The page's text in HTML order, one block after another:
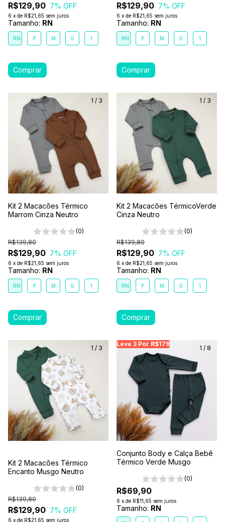
R$129,90 7% OFF
6 x de R$21,65 sem juros
Tamanho: RN
RN P M G 1
R$129,90 7% OFF
6 x de R$21,65 sem juros
Tamanho: RN
RN P M G 1
1 / 3
Kit 2 Macacões Térmico
Marrom Cinza Neutro
(0)
R$129,90
R$139,80
7% OFF
6 x de R$21,65 sem juros
Tamanho: RN
RN P M G 1
1 / 3
Kit 2 Macacões TérmicoVerde
Cinza Neutro
(0)
R$129,90
R$139,80
7% OFF
6 x de R$21,65 sem juros
Tamanho: RN
RN P M G 1
1 / 3
Kit 2 Macacões Térmico
Encanto Musgo Neutro
(0)
R$129,90
R$139,80
7% OFF
6 x de R$21,65 sem juros
Leve 3 Por R$179
Leve 3 Por R$179
1 / 8
Conjunto Body e Calça Bebê
Térmico Verde Musgo
(0)
R$69,90
6 x de R$11,65 sem juros
Tamanho: RN